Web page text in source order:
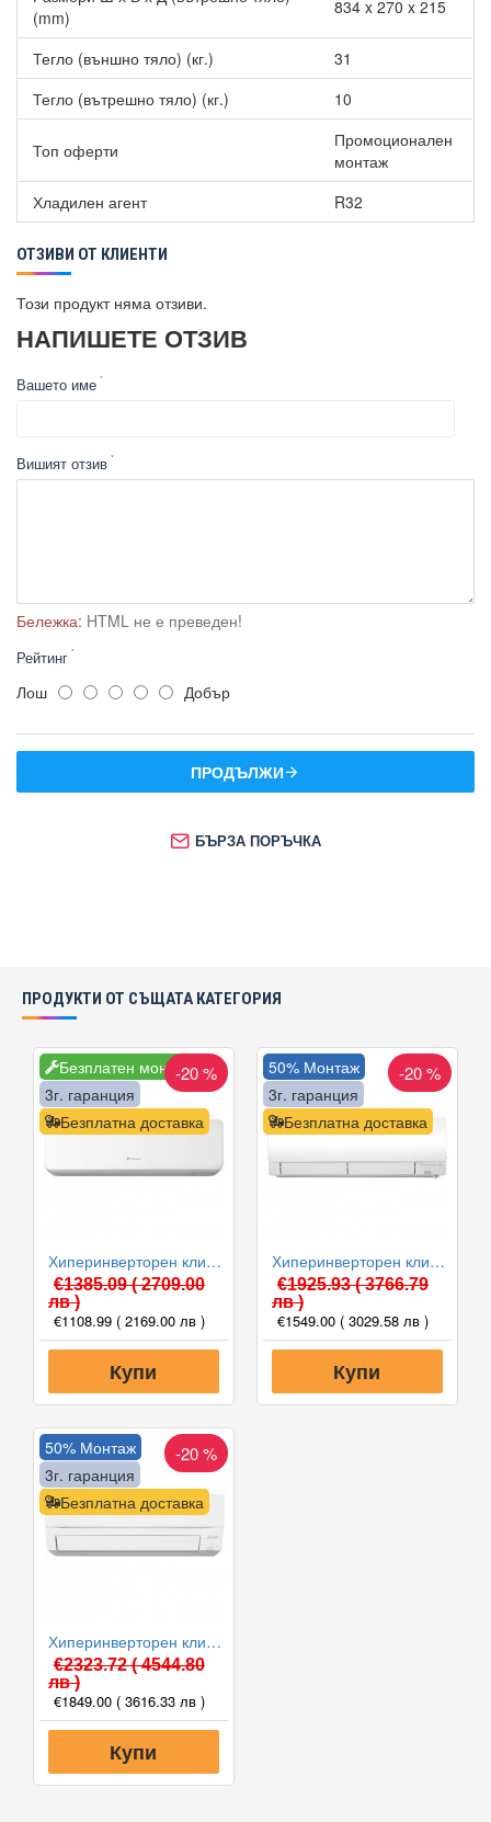
(mm)
834 x 270 x 215
Тегло (външно тяло) (кг.)
31
Тегло (вътрешно тяло) (кг.)
10
Топ оферти
Промоционален
монтаж
Хладилен агент
R32
ОТЗИВИ ОТ КЛИЕНТИ
Този продукт няма отзиви.
НАПИШЕТЕ ОТЗИВ
Вашето име
Вишият отзив
Бележка: HTML не е преведен!
Рейтинг
Лош Добър
ПРОДЪЛЖИ
БЪРЗА ПОРЪЧКА
ПРОДУКТИ ОТ СЪЩАТА КАТЕГОРИЯ
Безплатен монтаж
Безплатна доставка
3г. гаранция
-20 %
Хиперинверторен климатик Fuji Electric RSG12KGTB(E) /ROG12KGCA, 12000 BTU, Клас A+++
€1385.09( 2709.00
лв )
€1108.99 ( 2169.00 лв )
Купи
Безплатна доставка
50% Монтаж
3г. гаранция
-20 %
Хиперинверторен климатик Mitsubishi Electric MSZ-FH25VE/MUZ-FH25VE, 9000 BTU, Клас A+++
€1925.93( 3766.79
лв )
€1549.00 ( 3029.58 лв )
Купи
Безплатна доставка
50% Монтаж
3г. гаранция
-20 %
Хиперинверторен климатик Mitsubishi Electric MSZ-FT35VGK/MUZ-FT35VGHZ NINJA, 12000 BTU, Клас A+++
€2323.72( 4544.80
лв )
€1849.00 ( 3616.33 лв )
Купи